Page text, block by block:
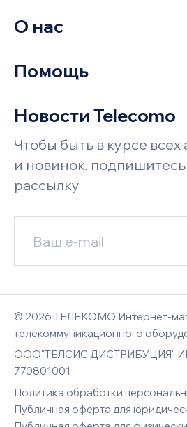
Бойлеры
нагрева
Диапазон цены,
IP-телефония
Серверное
хранения
Системы безопасности и
видеонаблюдения
О нас
Акции
Бренды
Faq
Новости
Контакты
Помощь
Поставщикам
Гарантия
Новости Telecomo
Чтобы быть в курсе всех
и новинок,
рассылку
© 2026 ТЕЛЕКОМО Интернет-
телекоммуникационного
ООО"ТЕЛСИС ДИСТРИБУЦИЯ"
770801001
Политика обработки
Публичная оферта для
Вход
E-mail
пароля
Имя
Комментарий к заказу
Под заказ
по наличию, цене и
Телефон
Запросить
по цене и срокам
Телефон